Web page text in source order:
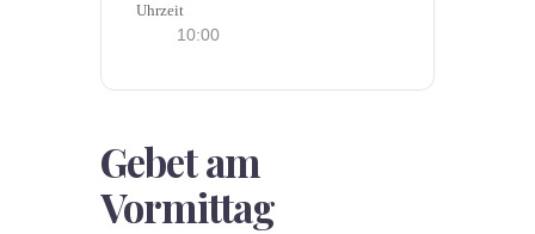
Uhrzeit
10:00
Gebet am
Vormittag